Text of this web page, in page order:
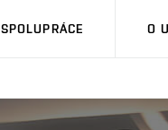
SPOLUPRÁCE O